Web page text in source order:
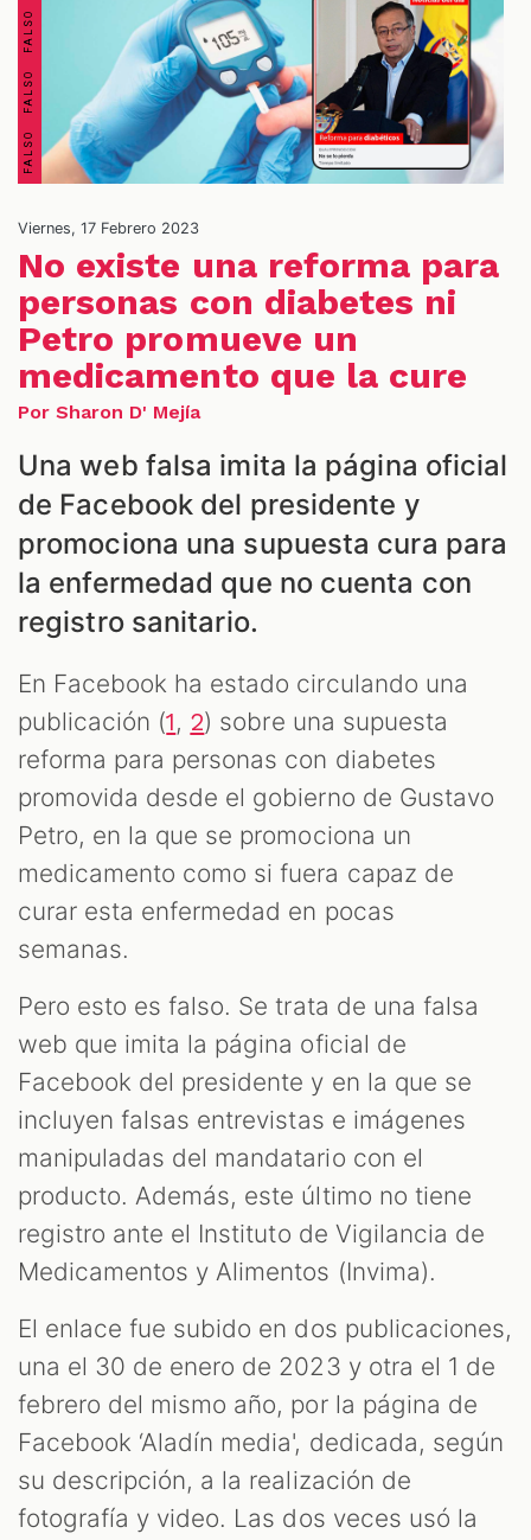
Viernes, 17 Febrero 2023
No existe una reforma para
personas con diabetes ni
Petro promueve un
medicamento que la cure
Por Sharon D' Mejía
Una web falsa imita la página oficial
de Facebook del presidente y
promociona una supuesta cura para
la enfermedad que no cuenta con
registro sanitario.
En Facebook ha estado circulando una
publicación (1, 2) sobre una supuesta
reforma para personas con diabetes
promovida desde el gobierno de Gustavo
Petro, en la que se promociona un
medicamento como si fuera capaz de
curar esta enfermedad en pocas
semanas.
Pero esto es falso. Se trata de una falsa
web que imita la página oficial de
Facebook del presidente y en la que se
incluyen falsas entrevistas e imágenes
manipuladas del mandatario con el
producto. Además, este último no tiene
registro ante el Instituto de Vigilancia de
Medicamentos y Alimentos (Invima).
El enlace fue subido en dos publicaciones,
una el 30 de enero de 2023 y otra el 1 de
febrero del mismo año, por la página de
Facebook ‘Aladín media', dedicada, según
su descripción, a la realización de
fotografía y video. Las dos veces usó la